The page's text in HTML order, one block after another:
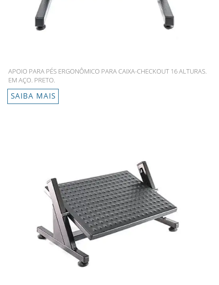
APOIO PARA PÉS ERGONÔMICO PARA CAIXA-CHECKOUT 16 ALTURAS.
EM AÇO. PRETO.
SAIBA MAIS